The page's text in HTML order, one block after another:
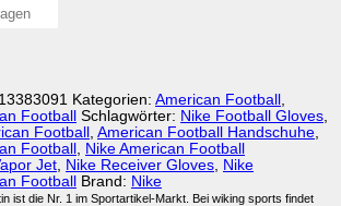
Kategorien: American Football
Football Schlagwörter: Nike Football Gloves
Football American Football Handschuhe
Football Nike American Football
Jet Nike Receiver Gloves Nike
Football Brand: Nike
ist die Nr. 1 im Sportartikel-Markt. Bei wiking sports findet